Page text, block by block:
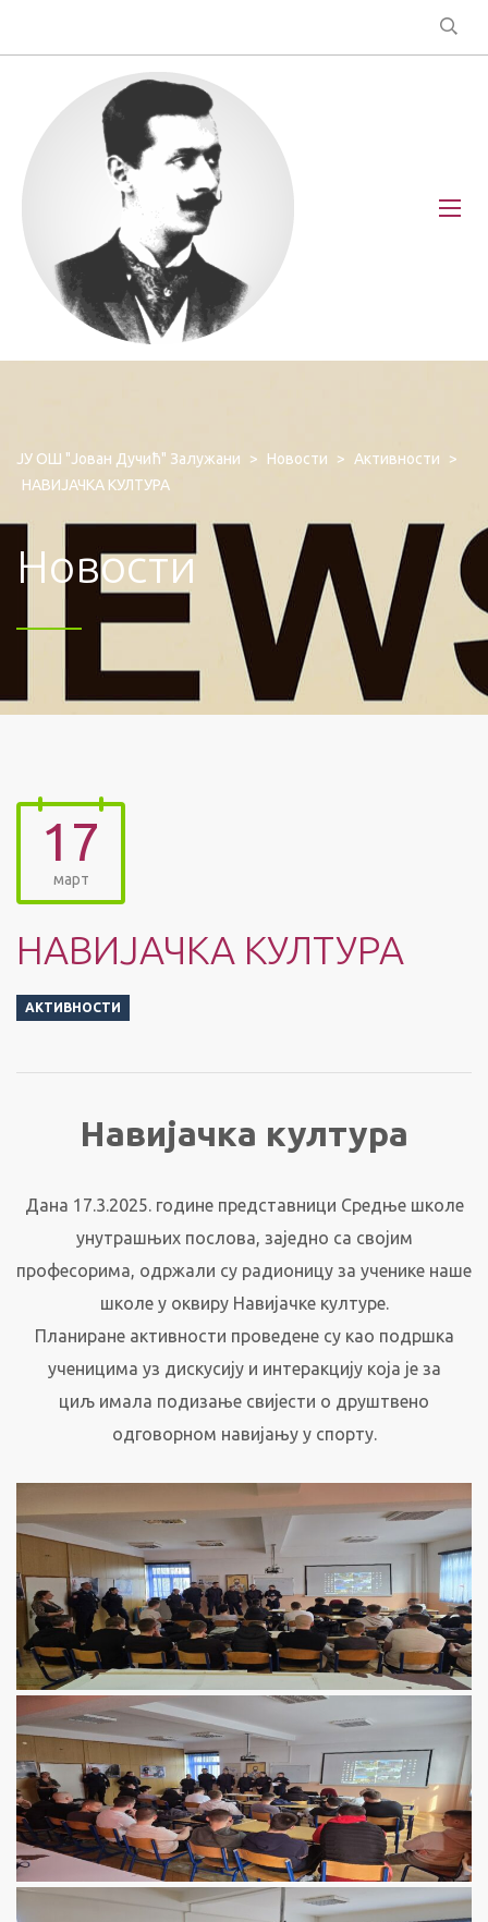
ЈУ ОШ "Јован Дучић" Залужани > Новости > Активности
>
НАВИЈАЧКА КУЛТУРА
Новости
17
март
НАВИЈАЧКА КУЛТУРА
АКТИВНОСТИ
Навијачка култура
Дана 17.3.2025. године представници Средње школе
унутрашњих послова, заједно са својим
професорима, одржали су радионицу за ученике наше
школе у оквиру Навијачке културе.
Планиране активности проведене су као подршка
ученицима уз дискусију и интеракцију која је за
циљ имала подизање свијести о друштвено
одговорном навијању у спорту.